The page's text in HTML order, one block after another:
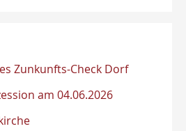
Zunkunfts-Check Dorf
am 04.06.2026